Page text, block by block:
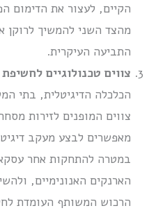
הקיים, לעצור את הדימום
מהצד השני להמשיך לרוקן
התביעה העיקרית.
צווים טכנולוגיים
הכלכלה הדיגיטלית, בתי
צווים המופנים לזירות
מאפשרים לבצע מעקב
במטרה להתחקות אחר
הארנקים האנונימיים,
הרכוש המשותף העומדת